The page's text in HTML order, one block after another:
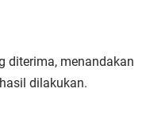
diterima, menandakan
dilakukan.